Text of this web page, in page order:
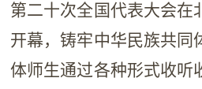
第二十次全国代表大会在
开幕，铸牢中华民族共同
体师生通过各种形式收听